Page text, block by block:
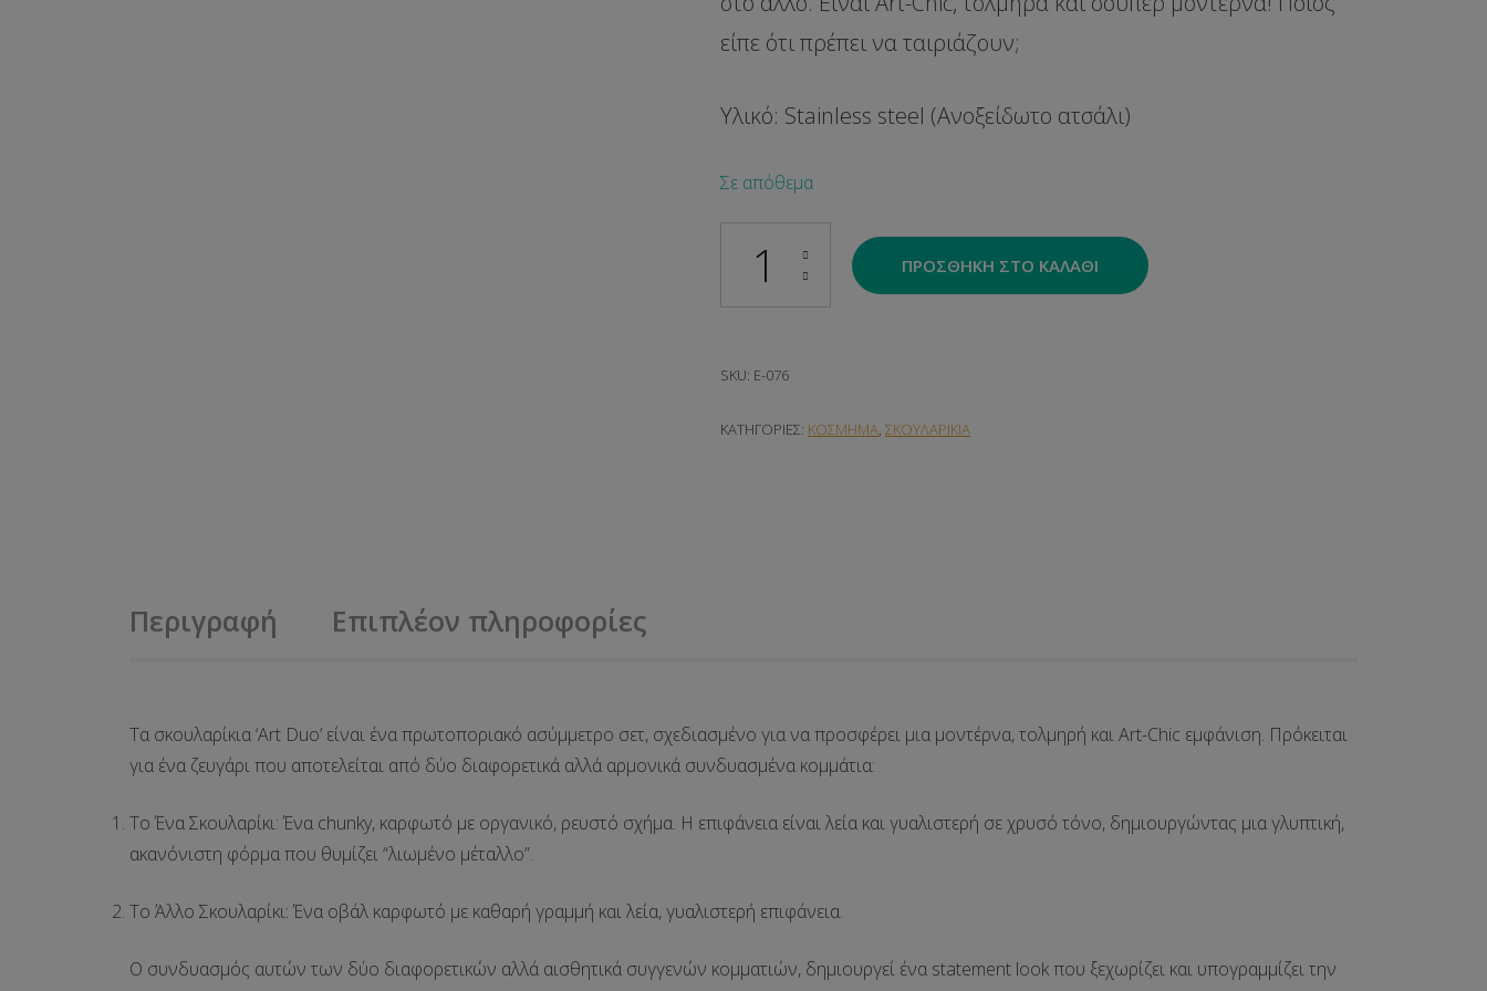
είπε ότι πρέπει να ταιριάζουν;
Υλικό: Stainless steel (Ανοξείδωτο ατσάλι)
Σε απόθεμα
Art Duo Earrings ποσότητα
ΠΡΟΣΘΉΚΗ ΣΤΟ ΚΑΛΆΘΙ
SKU: E-076
ΚΑΤΗΓΟΡΊΕΣ: ΚΟΣΜΗΜΑ, ΣΚΟΥΛΑΡΙΚΙΑ
Περιγραφή Επιπλέον πληροφορίες
Τα σκουλαρίκια‘Art Duo’ είναι ένα πρωτοποριακό ασύμμετρο σετ, σχεδιασμένο για να προσφέρει μια μοντέρνα, τολμηρή και Art-Chic εμφάνιση. Πρόκειται
για ένα ζευγάρι που αποτελείται από δύο διαφορετικά αλλά αρμονικά συνδυασμένα κομμάτια:
Το Ένα Σκουλαρίκι: Ένα chunky, καρφωτό με οργανικό, ρευστό σχήμα. Η επιφάνεια είναι λεία και γυαλιστερή σε χρυσό τόνο, δημιουργώντας μια γλυπτική,
ακανόνιστη φόρμα που θυμίζει “λιωμένο μέταλλο”.
Το Άλλο Σκουλαρίκι: Ένα οβάλ καρφωτό με καθαρή γραμμή και λεία, γυαλιστερή επιφάνεια.
Ο συνδυασμός αυτών των δύο διαφορετικών αλλά αισθητικά συγγενών κομματιών, δημιουργεί ένα statement lookπου ξεχωρίζει και υπογραμμίζει την